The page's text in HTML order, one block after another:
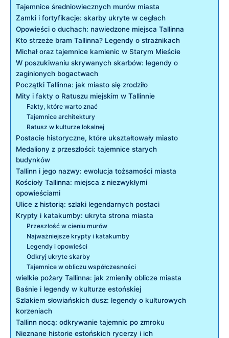
Tajemnice średniowiecznych murów‌ miasta
Zamki i fortyfikacje: skarby ukryte w cegłach
Opowieści⁣ o ⁢duchach: nawiedzone⁢ miejsca Tallinna
Kto strzeże bram Tallinna? Legendy o strażnikach
Michał oraz tajemnice kamienic w ‍Starym ⁢Mieście
W poszukiwaniu skrywanych skarbów: legendy o
‍zaginionych bogactwach
Początki Tallinna: ‌jak miasto‌ się zrodziło
Mity i fakty‌ o Ratuszu miejskim w Tallinnie
Fakty, ‍które warto znać
Tajemnice architektury
Ratusz w kulturze lokalnej
Postacie historyczne, które ukształtowały miasto
Medaliony z przeszłości: tajemnice ‍starych
budynków
Tallinn i jego​ nazwy: ewolucja tożsamości miasta
Kościoły⁤ Tallinna: miejsca z niezwykłymi
opowieściami
Ulice z historią: szlaki⁣ legendarnych postaci
Krypty⁣ i katakumby: ukryta strona miasta
Przeszłość w cieniu murów
Najważniejsze ⁣krypty i​ katakumby
Legendy ‍i ⁢opowieści
Odkryj ukryte skarby
Tajemnice w⁣ obliczu współczesności
wielkie pożary Tallinna: jak zmieniły oblicze​ miasta
Baśnie i legendy ⁣w⁣ kulturze estońskiej
Szlakiem ⁣słowiańskich ⁢dusz: legendy o kulturowych
korzeniach
Tallinn​ nocą:⁢ odkrywanie tajemnic⁤ po ​zmroku
Nieznane ⁣historie estońskich rycerzy i ich